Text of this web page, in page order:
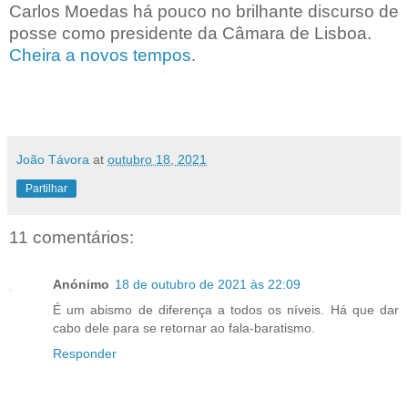
Carlos Moedas há pouco no brilhante discurso de
posse como presidente da Câmara de Lisboa.
Cheira a novos tempos.
João Távora at outubro 18, 2021
Partilhar
11 comentários:
Anónimo 18 de outubro de 2021 às 22:09
É um abismo de diferença a todos os níveis. Há que dar
cabo dele para se retornar ao fala-baratismo.
Responder